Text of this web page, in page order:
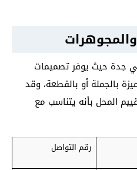
جدة حيث يوفر تصميمات
بالجملة أو بالقطعة، وقد
المحل بأنه يتناسب مع
رقم التواصل